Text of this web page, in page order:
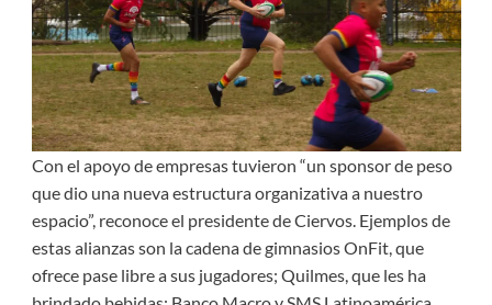
Con el apoyo de empresas tuvieron “un sponsor de peso
que dio una nueva estructura organizativa a nuestro
espacio”, reconoce el presidente de Ciervos. Ejemplos de
estas alianzas son la cadena de gimnasios OnFit, que
ofrece pase libre a sus jugadores; Quilmes, que les ha